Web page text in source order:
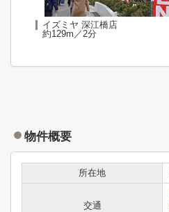
イズミヤ 深江橋店
約129m／2分
物件概要
所在地
交通